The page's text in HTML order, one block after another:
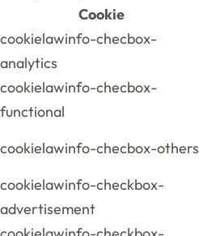
Cookie
cookielawinfo-checbox-
analytics
cookielawinfo-checbox-
functional
cookielawinfo-checbox-others
cookielawinfo-checkbox-
advertisement